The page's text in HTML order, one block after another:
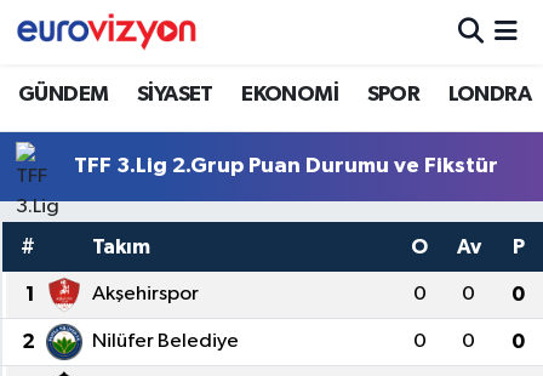
GÜNDEM SİYASET EKONOMİ SPOR LONDRA
TFF 3.Lig 2.Grup Puan Durumu ve Fikstür
# Takım O Av P
1 Akşehirspor 0 0 0
2 Nilüfer Belediye 0 0 0